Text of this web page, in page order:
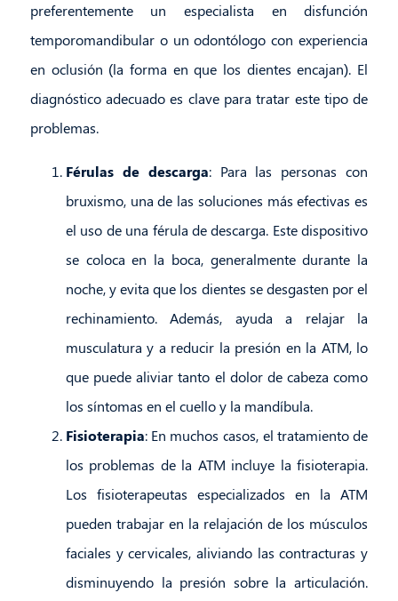
preferentemente un especialista en disfunción
temporomandibular o un odontólogo con experiencia
en oclusión (la forma en que los dientes encajan). El
diagnóstico adecuado es clave para tratar este tipo de
problemas.
Férulas de descarga: Para las personas con
bruxismo, una de las soluciones más efectivas es
el uso de una férula de descarga. Este dispositivo
se coloca en la boca, generalmente durante la
noche, y evita que los dientes se desgasten por el
rechinamiento. Además, ayuda a relajar la
musculatura y a reducir la presión en la ATM, lo
que puede aliviar tanto el dolor de cabeza como
los síntomas en el cuello y la mandíbula.
Fisioterapia: En muchos casos, el tratamiento de
los problemas de la ATM incluye la fisioterapia.
Los fisioterapeutas especializados en la ATM
pueden trabajar en la relajación de los músculos
faciales y cervicales, aliviando las contracturas y
disminuyendo la presión sobre la articulación.